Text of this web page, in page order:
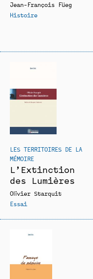
Jean-François Füeg
Histoire
LES TERRITOIRES DE LA
MÉMOIRE
L’Extinction
des Lumières
Olivier Starquit
Essai